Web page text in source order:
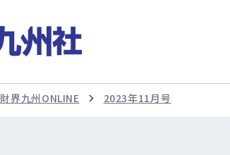
財界九州ONLINE 2023年11月号